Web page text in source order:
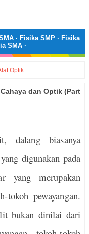
· Fisika SMP · Fisika
SMA·
Optik
dan Optik (Part
dalang biasanya
digunakan pada
yang merupakan
tokoh pewayangan.
bukan dinilai dari